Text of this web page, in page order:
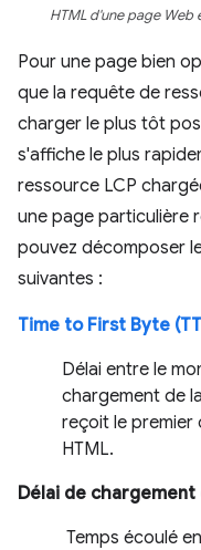
HTML d'une page Web
Pour une page bien
que la requête de
charger le plus tôt
s'affiche le plus
ressource LCP
une page particulière
pouvez décomposer
suivantes :
Time to First Byte
Délai entre le
chargement de
reçoit le
HTML.
Délai de
Temps écoulé